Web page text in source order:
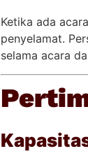
Ketika ada
penyelamat.
selama acara